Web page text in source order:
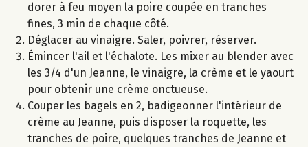
dorer à feu moyen la poire coupée en tranches
fines, 3 min de chaque côté.
Déglacer au vinaigre. Saler, poivrer, réserver.
Émincer l'ail et l'échalote. Les mixer au blender avec
les 3/4 d'un Jeanne, le vinaigre, la crème et le yaourt
pour obtenir une crème onctueuse.
Couper les bagels en 2, badigeonner l'intérieur de
crème au Jeanne, puis disposer la roquette, les
tranches de poire, quelques tranches de Jeanne et